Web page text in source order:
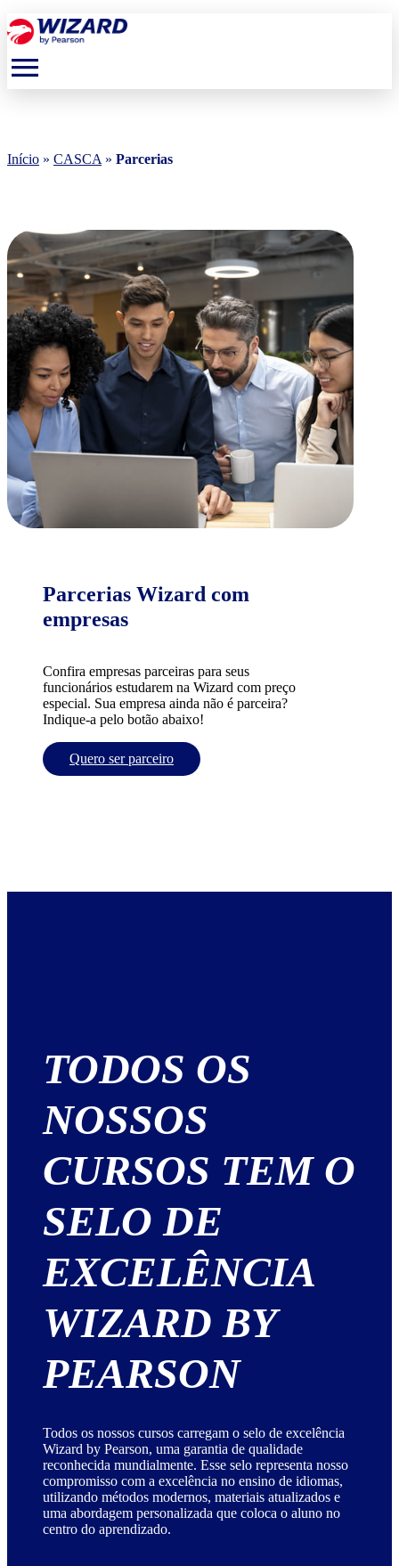
menu
Início » CASCA » Parcerias
Parcerias Wizard com
empresas
Confira empresas parceiras para seus
funcionários estudarem na Wizard com preço
especial. Sua empresa ainda não é parceira?
Indique-a pelo botão abaixo!
Quero ser parceiro
TODOS OS
NOSSOS
CURSOS TEM O
SELO DE
EXCELÊNCIA
WIZARD BY
PEARSON
Todos os nossos cursos carregam o selo de excelência
Wizard by Pearson, uma garantia de qualidade
reconhecida mundialmente. Esse selo representa nosso
compromisso com a excelência no ensino de idiomas,
utilizando métodos modernos, materiais atualizados e
uma abordagem personalizada que coloca o aluno no
centro do aprendizado.